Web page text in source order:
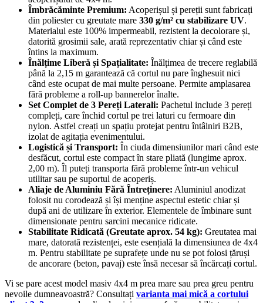
Îmbrăcăminte Premium: Acoperișul și pereții sunt fabricați
din poliester cu greutate mare 330 g/m² cu stabilizare UV.
Materialul este 100% impermeabil, rezistent la decolorare și,
datorită grosimii sale, arată reprezentativ chiar și când este
întins la maximum.
Înălțime Liberă și Spațialitate: Înălțimea de trecere reglabilă
până la 2,15 m garantează că cortul nu pare înghesuit nici
când este ocupat de mai multe persoane. Permite amplasarea
fără probleme a roll-up bannerelor înalte.
Set Complet de 3 Pereți Laterali: Pachetul include 3 pereți
compleți, care închid cortul pe trei laturi cu fermoare din
nylon. Astfel creați un spațiu protejat pentru întâlniri B2B,
izolat de agitația evenimentului.
Logistică și Transport: În ciuda dimensiunilor mari când este
desfăcut, cortul este compact în stare pliată (lungime aprox.
2,00 m). Îl puteți transporta fără probleme într-un vehicul
utilitar sau pe suportul de acoperiș.
Aliaje de Aluminiu Fără Întreținere: Aluminiul anodizat
folosit nu corodează și își menține aspectul estetic chiar și
după ani de utilizare în exterior. Elementele de îmbinare sunt
dimensionate pentru sarcini mecanice ridicate.
Stabilitate Ridicată (Greutate aprox. 54 kg): Greutatea mai
mare, datorată rezistenței, este esențială la dimensiunea de 4x4
m. Pentru stabilitate pe suprafețe unde nu se pot folosi țăruși
de ancorare (beton, pavaj) este însă necesar să încărcați cortul.
Vi se pare acest model masiv 4x4 m prea mare sau prea greu pentru
nevoile dumneavoastră? Consultați varianta mai mică a cortului